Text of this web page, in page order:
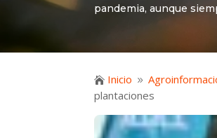
pandemia, aunque
 Inicio 9
plantaciones